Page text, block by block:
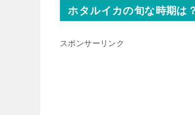
ホタルイカの旬な時期は
スポンサーリンク